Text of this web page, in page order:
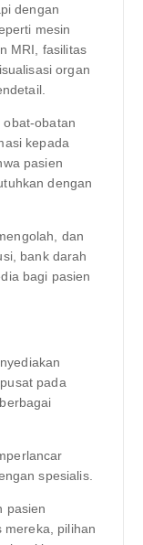
dengan
mesin
MRI, fasilitas
organ
obat-obatan
kepada
pasien
dengan
dan
bank darah
bagi pasien
pada
spesialis.
pasien
mereka, pilihan